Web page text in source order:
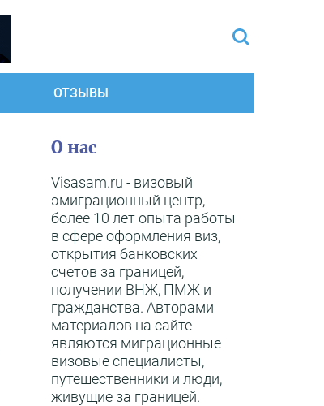
ОТЗЫВЫ
О нас
Visasam.ru - визовый
эмиграционный центр,
более 10 лет опыта работы
в сфере оформления виз,
открытия банковских
счетов за границей,
получении ВНЖ, ПМЖ и
гражданства. Авторами
материалов на сайте
являются миграционные
визовые специалисты,
путешественники и люди,
живущие за границей.